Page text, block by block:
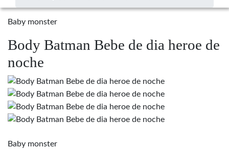
Baby monster
Body Batman Bebe de dia heroe de
noche
Baby monster